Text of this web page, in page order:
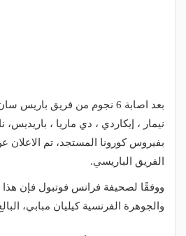
بعد اصابة 6 نجوم من فريق
نيمار ، إيكاردي ، دي ماريا ،
بفيروس كورونا المستجد، تم
الفريق الباريسي.
ووفقًا لصحيفة فرانس فوتبول فإن
والجوهرة الفرنسية كيليان مبابي، البالغ من